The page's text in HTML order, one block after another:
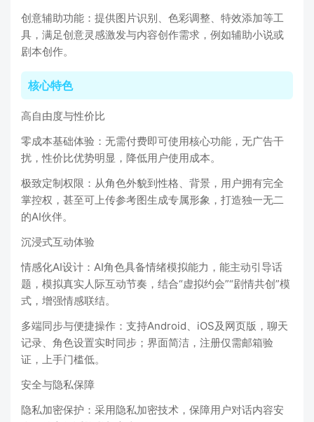
创意辅助功能：提供图片识别、色彩调整、特效添加等工
具，满足创意灵感激发与内容创作需求，例如辅助小说或
剧本创作。
核心特色
高自由度与性价比
零成本基础体验：无需付费即可使用核心功能，无广告干
扰，性价比优势明显，降低用户使用成本。
极致定制权限：从角色外貌到性格、背景，用户拥有完全
掌控权，甚至可上传参考图生成专属形象，打造独一无二
的AI伙伴。
沉浸式互动体验
情感化AI设计：AI角色具备情绪模拟能力，能主动引导话
题，模拟真实人际互动节奏，结合“虚拟约会”“剧情共创”模
式，增强情感联结。
多端同步与便捷操作：支持Android、iOS及网页版，聊天
记录、角色设置实时同步；界面简洁，注册仅需邮箱验
证，上手门槛低。
安全与隐私保障
隐私加密保护：采用隐私加密技术，保障用户对话内容安